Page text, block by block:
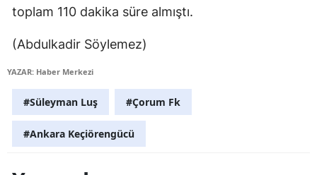
toplam 110 dakika süre almıştı.
(Abdulkadir Söylemez)
YAZAR: Haber Merkezi
#Süleyman Luş #Çorum Fk
#Ankara Keçiörengücü